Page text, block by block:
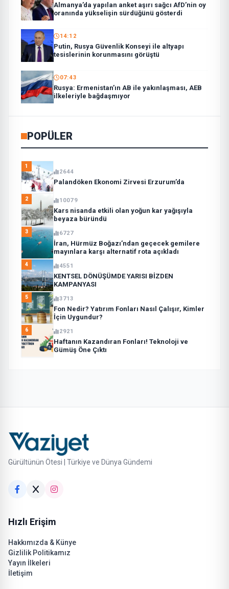
Almanya’da yapılan anket aşırı sağcı AfD’nin oy
oranında yükselişin sürdüğünü gösterdi
14:12
Putin, Rusya Güvenlik Konseyi ile altyapı
tesislerinin korunmasını görüştü
07:43
Rusya: Ermenistan’ın AB ile yakınlaşması, AEB
ilkeleriyle bağdaşmıyor
POPÜLER
1
2644
Palandöken Ekonomi Zirvesi Erzurum’da
2 10079
Kars nisanda etkili olan yoğun kar yağışıyla
beyaza büründü
3 6727
İran, Hürmüz Boğazı’ndan geçecek gemilere
mayınlara karşı alternatif rota açıkladı
4 4551
KENTSEL DÖNÜŞÜMDE YARISI BİZDEN
KAMPANYASI
5 3713
Fon Nedir? Yatırım Fonları Nasıl Çalışır, Kimler
İçin Uygundur?
6 2921
Haftanın Kazandıran Fonları! Teknoloji ve
Gümüş Öne Çıktı
Gürültünün Ötesi | Türkiye ve Dünya Gündemi
Hızlı Erişim
Hakkımızda & Künye
Gizlilik Politikamız
Yayın İlkeleri
İletişim